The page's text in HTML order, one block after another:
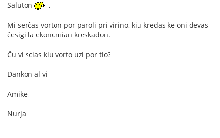
Saluton ,
Mi serĉas vorton por paroli pri virino, kiu kredas ke oni devas
ĉesigi la ekonomian kreskadon.
Ĉu vi scias kiu vorto uzi por tio?
Dankon al vi
Amike,
Nurja